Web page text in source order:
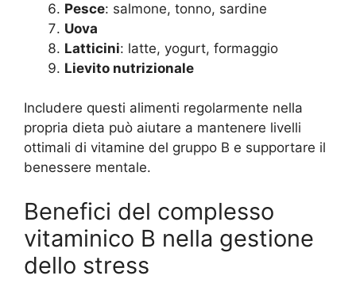
Pesce: salmone, tonno, sardine
Uova
Latticini: latte, yogurt, formaggio
Lievito nutrizionale
Includere questi alimenti regolarmente nella
propria dieta può aiutare a mantenere livelli
ottimali di vitamine del gruppo B e supportare il
benessere mentale.
Benefici del complesso
vitaminico B nella gestione
dello stress